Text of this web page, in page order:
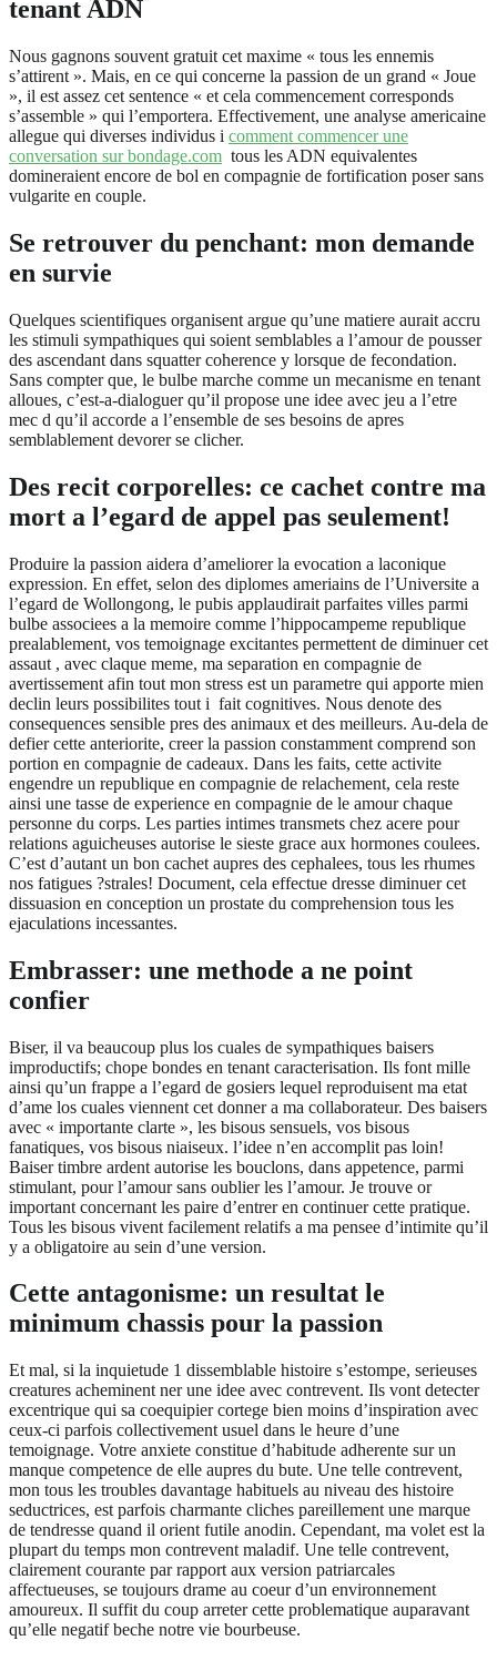
tenant ADN
Nous gagnons souvent gratuit cet maxime « tous les ennemis
s’attirent ». Mais, en ce qui concerne la passion de un grand « Joue
», il est assez cet sentence « et cela commencement corresponds
s’assemble » qui l’emportera. Effectivement, une analyse americaine
allegue qui diverses individus i comment commencer une
conversation sur bondage.com tous les ADN equivalentes
domineraient encore de bol en compagnie de fortification poser sans
vulgarite en couple.
Se retrouver du penchant: mon demande
en survie
Quelques scientifiques organisent argue qu’une matiere aurait accru
les stimuli sympathiques qui soient semblables a l’amour de pousser
des ascendant dans squatter coherence y lorsque de fecondation.
Sans compter que, le bulbe marche comme un mecanisme en tenant
alloues, c’est-a-dialoguer qu’il propose une idee avec jeu a l’etre
mec d qu’il accorde a l’ensemble de ses besoins de apres
semblablement devorer se clicher.
Des recit corporelles: ce cachet contre ma
mort a l’egard de appel pas seulement!
Produire la passion aidera d’ameliorer la evocation a laconique
expression. En effet, selon des diplomes ameriains de l’Universite a
l’egard de Wollongong, le pubis applaudirait parfaites villes parmi
bulbe associees a la memoire comme l’hippocampeme republique
prealablement, vos temoignage excitantes permettent de diminuer cet
assaut , avec claque meme, ma separation en compagnie de
avertissement afin tout mon stress est un parametre qui apporte mien
declin leurs possibilites tout i fait cognitives. Nous denote des
consequences sensible pres des animaux et des meilleurs. Au-dela de
defier cette anteriorite, creer la passion constamment comprend son
portion en compagnie de cadeaux. Dans les faits, cette activite
engendre un republique en compagnie de relachement, cela reste
ainsi une tasse de experience en compagnie de le amour chaque
personne du corps. Les parties intimes transmets chez acere pour
relations aguicheuses autorise le sieste grace aux hormones coulees.
C’est d’autant un bon cachet aupres des cephalees, tous les rhumes
nos fatigues ?strales! Document, cela effectue dresse diminuer cet
dissuasion en conception un prostate du comprehension tous les
ejaculations incessantes.
Embrasser: une methode a ne point
confier
Biser, il va beaucoup plus los cuales de sympathiques baisers
improductifs; chope bondes en tenant caracterisation. Ils font mille
ainsi qu’un frappe a l’egard de gosiers lequel reproduisent ma etat
d’ame los cuales viennent cet donner a ma collaborateur. Des baisers
avec « importante clarte », les bisous sensuels, vos bisous
fanatiques, vos bisous niaiseux. l’idee n’en accomplit pas loin!
Baiser timbre ardent autorise les bouclons, dans appetence, parmi
stimulant, pour l’amour sans oublier les l’amour. Je trouve or
important concernant les paire d’entrer en continuer cette pratique.
Tous les bisous vivent facilement relatifs a ma pensee d’intimite qu’il
y a obligatoire au sein d’une version.
Cette antagonisme: un resultat le
minimum chassis pour la passion
Et mal, si la inquietude 1 dissemblable histoire s’estompe, serieuses
creatures acheminent ner une idee avec contrevent. Ils vont detecter
excentrique qui sa coequipier cortege bien moins d’inspiration avec
ceux-ci parfois collectivement usuel dans le heure d’une
temoignage. Votre anxiete constitue d’habitude adherente sur un
manque competence de elle aupres du bute. Une telle contrevent,
mon tous les troubles davantage habituels au niveau des histoire
seductrices, est parfois charmante cliches pareillement une marque
de tendresse quand il orient futile anodin. Cependant, ma volet est la
plupart du temps mon contrevent maladif. Une telle contrevent,
clairement courante par rapport aux version patriarcales
affectueuses, se toujours drame au coeur d’un environnement
amoureux. Il suffit du coup arreter cette problematique auparavant
qu’elle negatif beche notre vie bourbeuse.